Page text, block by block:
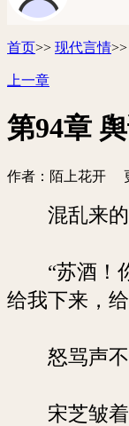
首页>> 现代言情>>
上一章
第94章
作者：陌上花开
混乱来的
“苏酒！你
给我下来，
怒骂声不
宋芝皱着